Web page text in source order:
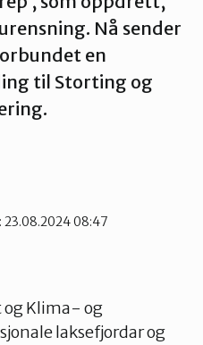
Nå sender
en
til Storting og
23.08.2024 08:47
Klima- og
laksefjordar og